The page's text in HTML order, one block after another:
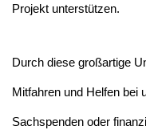
Projekt unterstützen.
Durch diese großartige
Mitfahren und Helfen bei
Sachspenden oder